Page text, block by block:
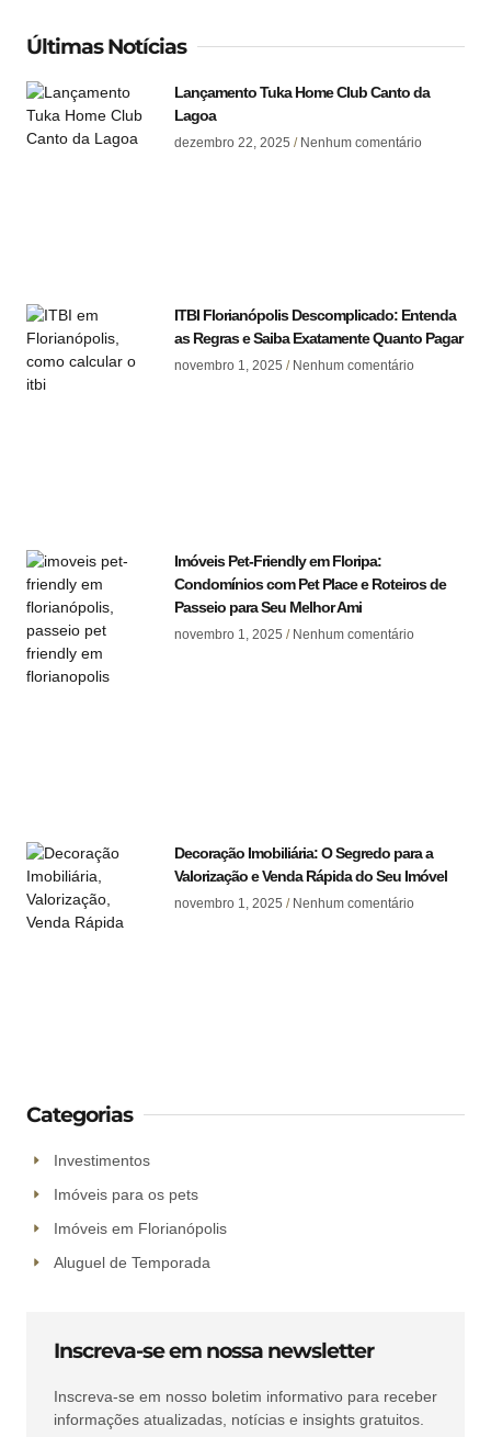
Últimas Notícias
Lançamento Tuka Home Club Canto da
Lagoa
dezembro 22, 2025 Nenhum comentário
ITBI Florianópolis Descomplicado: Entenda
as Regras e Saiba Exatamente Quanto Pagar
novembro 1, 2025 Nenhum comentário
Imóveis Pet-Friendly em Floripa:
Condomínios com Pet Place e Roteiros de
Passeio para Seu Melhor Ami
novembro 1, 2025 Nenhum comentário
Decoração Imobiliária: O Segredo para a
Valorização e Venda Rápida do Seu Imóvel
novembro 1, 2025 Nenhum comentário
Categorias
Investimentos
Imóveis para os pets
Imóveis em Florianópolis
Aluguel de Temporada
Inscreva-se em nossa newsletter
Inscreva-se em nosso boletim informativo para receber
informações atualizadas, notícias e insights gratuitos.